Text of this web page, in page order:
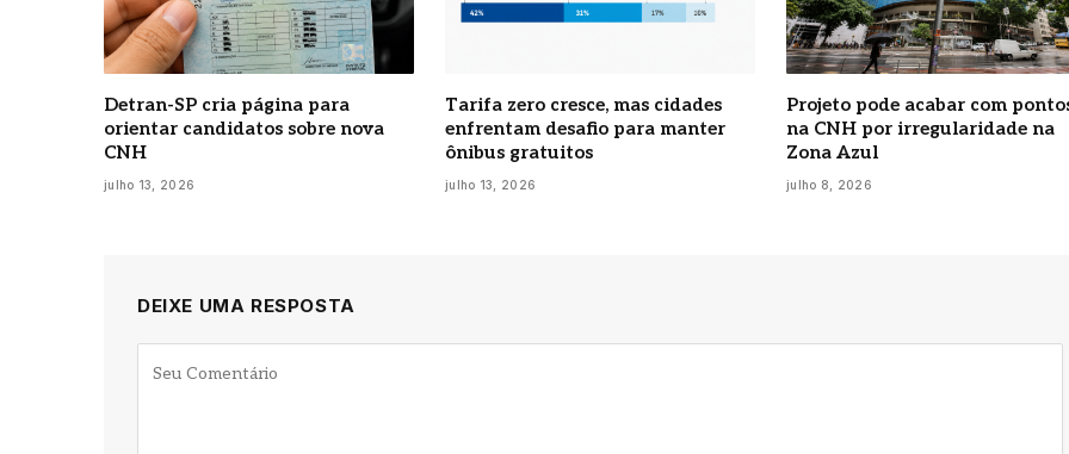
Detran-SP cria página para
orientar candidatos sobre nova
CNH
julho 13, 2026
Tarifa zero cresce, mas cidades
enfrentam desafio para manter
ônibus gratuitos
julho 13, 2026
Projeto pode acabar com
na CNH por irregularidade na
Zona Azul
julho 8, 2026
DEIXE UMA RESPOSTA